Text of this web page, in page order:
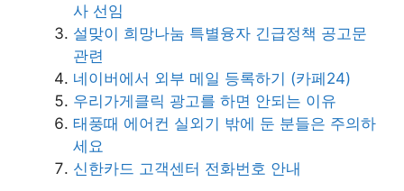
사 선임
설맞이 희망나눔 특별융자 긴급정책 공고문
관련
네이버에서 외부 메일 등록하기 (카페24)
우리가게클릭 광고를 하면 안되는 이유
태풍때 에어컨 실외기 밖에 둔 분들은 주의하
세요
신한카드 고객센터 전화번호 안내